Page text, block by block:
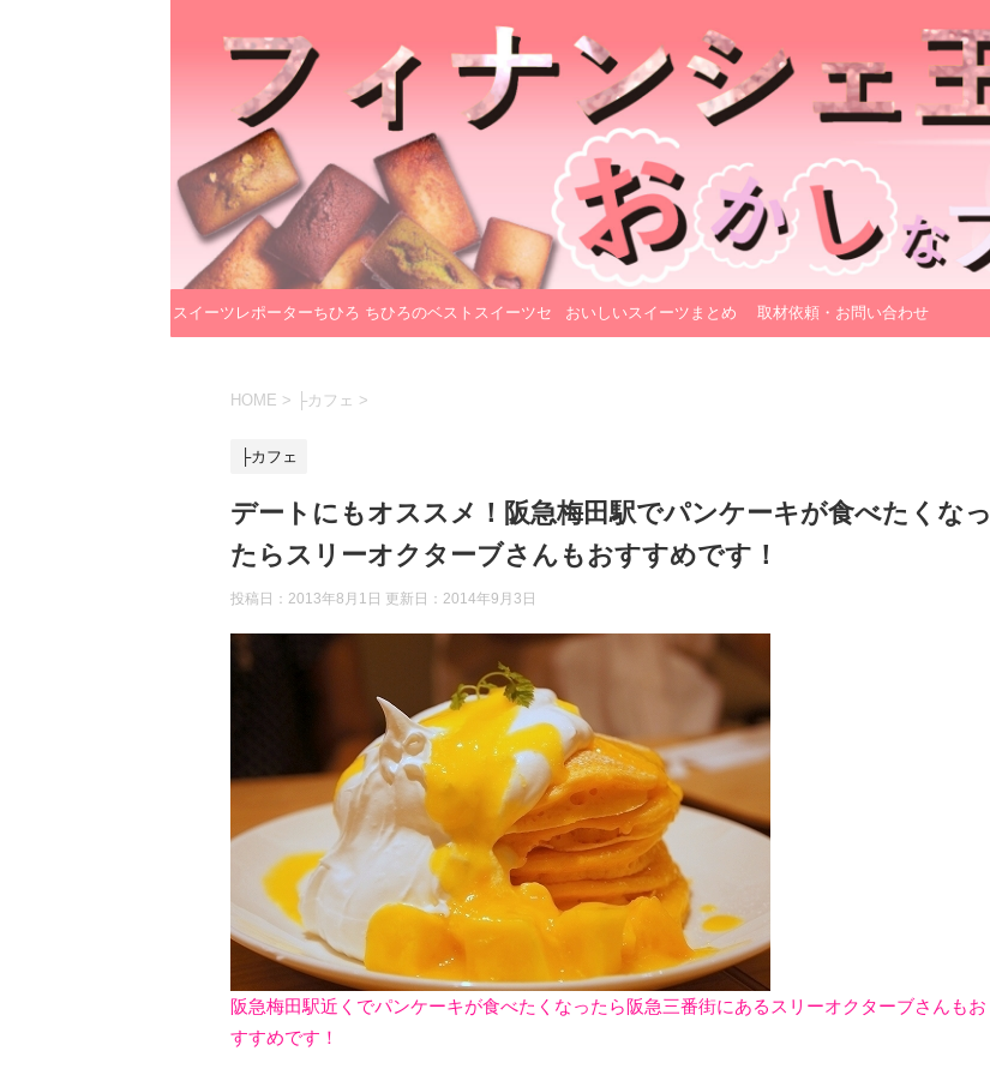
スイーツレポーターちひろ ちひろのベストスイーツセ おいしいスイーツまとめ 取材依頼・お問い合わせ
HOME > ├カフェ >
├カフェ
デートにもオススメ！阪急梅田駅でパンケーキが食べたくなっ
たらスリーオクターブさんもおすすめです！
投稿日：2013年8月1日 更新日： 2014年9月3日
阪急梅田駅近くでパンケーキが食べたくなったら阪急三番街にあるスリーオクターブさんもお
すすめです！